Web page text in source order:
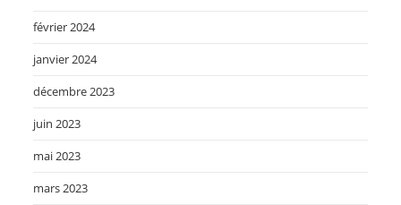
février 2024
janvier 2024
décembre 2023
juin 2023
mai 2023
mars 2023